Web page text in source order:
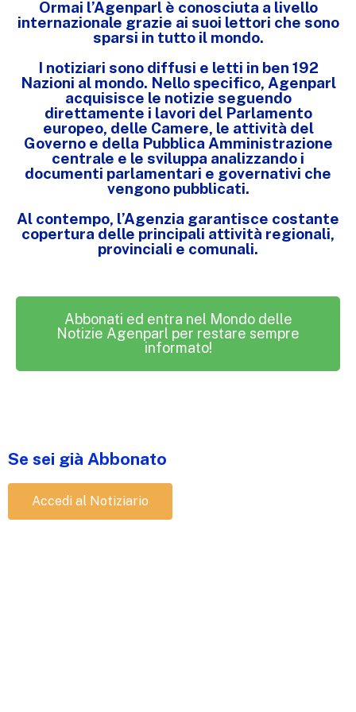
Ormai l’Agenparl è conosciuta a livello
internazionale grazie ai suoi lettori che sono
sparsi in tutto il mondo.
I notiziari sono diffusi e letti in ben 192
Nazioni al mondo. Nello specifico, Agenparl
acquisisce le notizie seguendo
direttamente i lavori del Parlamento
europeo, delle Camere, le attività del
Governo e della Pubblica Amministrazione
centrale e le sviluppa analizzando i
documenti parlamentari e governativi che
vengono pubblicati.
Al contempo, l’Agenzia garantisce costante
copertura delle principali attività regionali,
provinciali e comunali.
Abbonati ed entra nel Mondo delle
Notizie Agenparl per restare sempre
informato!​
Se sei già Abbonato
Accedi al Notiziario